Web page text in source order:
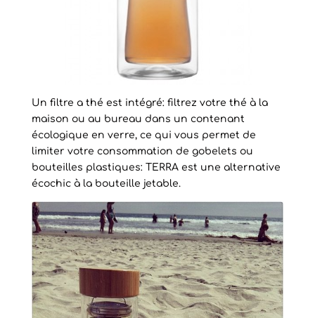
Un filtre a thé est intégré: filtrez votre thé à la
maison ou au bureau dans un contenant
écologique en verre, ce qui vous permet de
limiter votre consommation de gobelets ou
bouteilles plastiques: TERRA est une alternative
écochic à la bouteille jetable.